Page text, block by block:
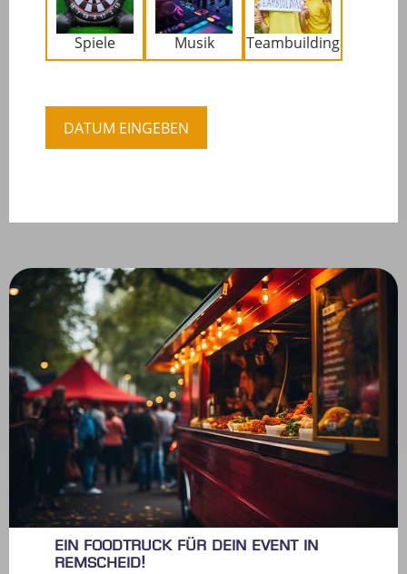
Spiele Musik Teambuilding
DATUM EINGEBEN
Ein Foodtruck für dein Event in
REMSCHEID!